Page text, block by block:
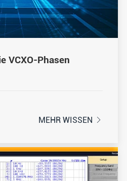
VCXO-Phasen
MEHR WISSEN
